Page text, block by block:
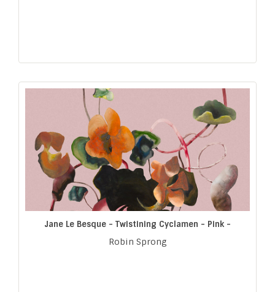
Jane Le Besque - Twistining Cyclamen - Pink -
Robin Sprong